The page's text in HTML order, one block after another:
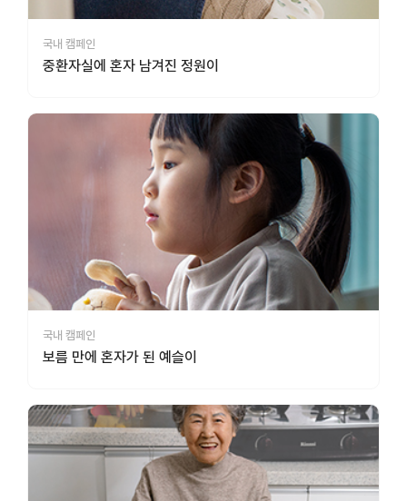
국내 캠페인
중환자실에 혼자 남겨진 정원이
국내 캠페인
보름 만에 혼자가 된 예슬이